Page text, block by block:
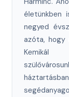
életünkben
negyed
azóta, hogy
Kemikál